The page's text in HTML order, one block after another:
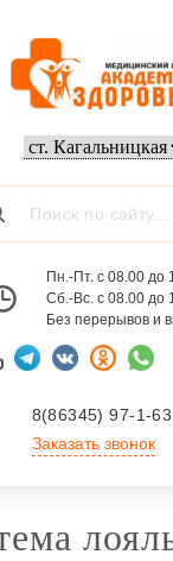
Пн.-Пт. с 08.00 до
Сб.-Вс. с 08.00 до
Без перерывов и
8(86345) 97-1-63
Заказать звонок